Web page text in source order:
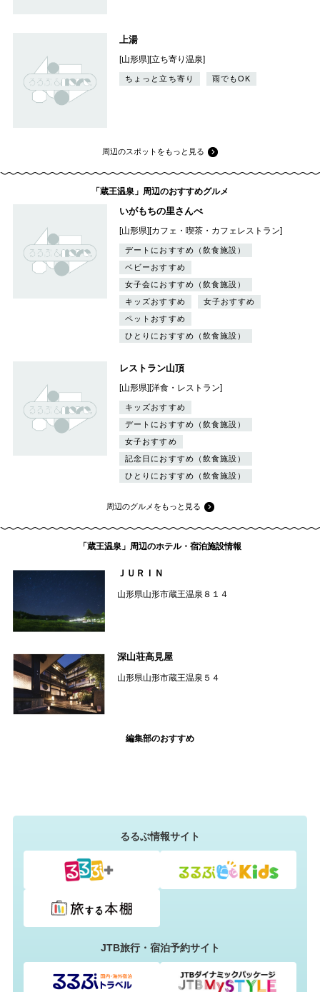
上湯
[山形県][立ち寄り温泉]
ちょっと立ち寄り 雨でもOK
周辺のスポットをもっと見る
「蔵王温泉」周辺のおすすめグルメ
いがもちの里さんべ
[山形県][カフェ・喫茶・カフェレストラン]
デートにおすすめ（飲食施設）
ベビーおすすめ
女子会におすすめ（飲食施設）
キッズおすすめ
女子おすすめ
ペットおすすめ
ひとりにおすすめ（飲食施設）
レストラン山頂
[山形県][洋食・レストラン]
キッズおすすめ
デートにおすすめ（飲食施設）
女子おすすめ
記念日におすすめ（飲食施設）
ひとりにおすすめ（飲食施設）
周辺のグルメをもっと見る
「蔵王温泉」周辺のホテル・宿泊施設情報
ＪＵＲＩＮ
山形県山形市蔵王温泉８１４
深山荘高見屋
山形県山形市蔵王温泉５４
編集部のおすすめ
るるぶ情報サイト
JTB旅行・宿泊予約サイト